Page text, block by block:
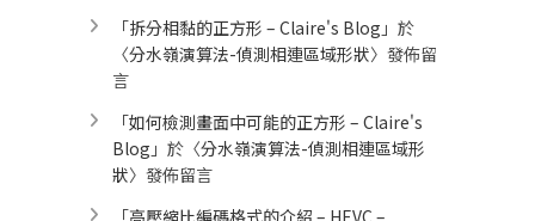
「拆分相黏的正方形 – Claire's Blog 」於
〈分水嶺演算法-偵測相連區域形狀〉發佈留
言
「如何檢測畫面中可能的正方形 – Claire's
Blog 」於〈分水嶺演算法-偵測相連區域形
狀〉發佈留言